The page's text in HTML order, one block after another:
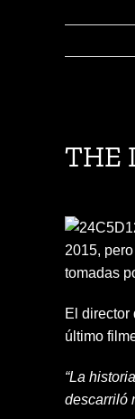
Larger
Image
THE
2015,
tomadas
El director
último
“La
descarriló